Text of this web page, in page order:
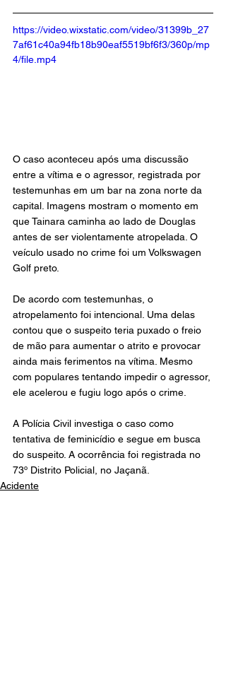
https://video.wixstatic.com/video/31399b_27
7af61c40a94fb18b90eaf5519bf6f3/360p/mp
4/file.mp4
O caso aconteceu após uma discussão
entre a vítima e o agressor, registrada por
testemunhas em um bar na zona norte da
capital. Imagens mostram o momento em
que Tainara caminha ao lado de Douglas
antes de ser violentamente atropelada. O
veículo usado no crime foi um Volkswagen
Golf preto.
De acordo com testemunhas, o
atropelamento foi intencional. Uma delas
contou que o suspeito teria puxado o freio
de mão para aumentar o atrito e provocar
ainda mais ferimentos na vítima. Mesmo
com populares tentando impedir o agressor,
ele acelerou e fugiu logo após o crime.
A Polícia Civil investiga o caso como
tentativa de feminicídio e segue em busca
do suspeito. A ocorrência foi registrada no
73º Distrito Policial, no Jaçanã.
Acidente